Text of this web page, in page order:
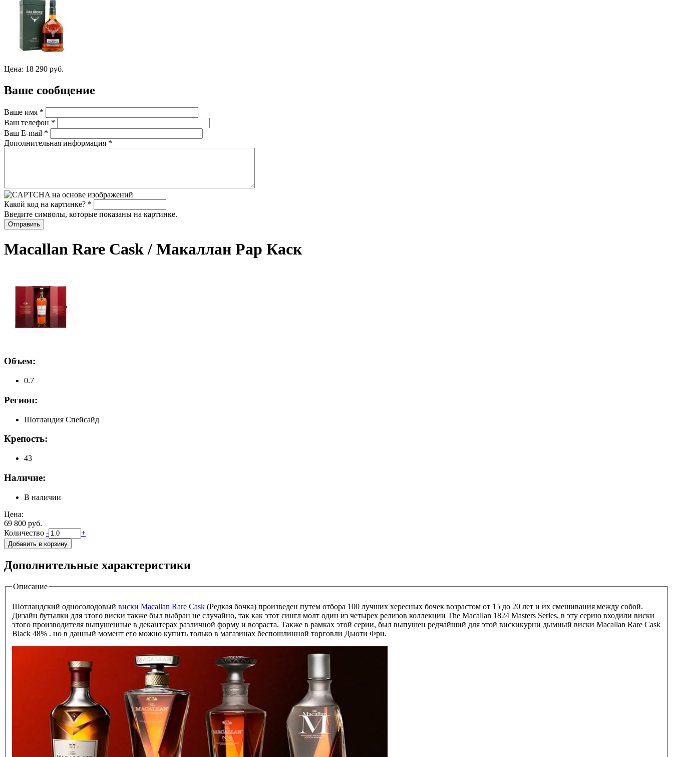
Цена: 18 290 руб.
Ваше сообщение
Ваше имя *
Ваш телефон *
Ваш E-mail *
Дополнительная информация *
Какой код на картинке? *
Введите символы, которые показаны на картинке.
Macallan Rare Cask / Макаллан Рар Каск
Объем:
0.7
Регион:
Шотландия Спейсайд
Крепость:
43
Наличие:
В наличии
Цена:
69 800 руб.
Количество - +
Дополнительные характеристики
Описание
Шотландский односолодовый виски Macallan Rare Cask (Редкая бочка) произведен путем отбора 100 лучших хересных бочек возрастом от 15 до 20 лет и их смешивания между собой.
Дизайн бутылки для этого виски также был выбран не случайно, так как этот сингл молт один из четырех релизов коллекции The Macallan 1824 Masters Series, в эту серию входили виски
этого производителя выпушенные в декантерах различной форму и возраста. Также в рамках этой серии, был выпушен редчайший для этой вискикурни дымный виски Macallan Rare Cask
Black 48% . но в данный момент его можно купить только в магазинах беспошлинной торговли Дьюти Фри.